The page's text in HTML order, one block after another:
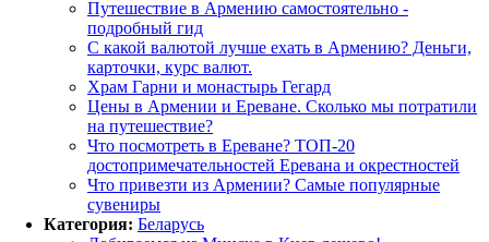
Путешествие в Армению самостоятельно -
подробный гид
С какой валютой лучше ехать в Армению? Деньги,
карточки, курс валют.
Храм Гарни и монастырь Гегард
Цены в Армении и Ереване. Сколько мы потратили
на путешествие?
Что посмотреть в Ереване? ТОП-20
достопримечательностей Еревана и окрестностей
Что привезти из Армении? Самые популярные
сувениры
Категория: Беларусь